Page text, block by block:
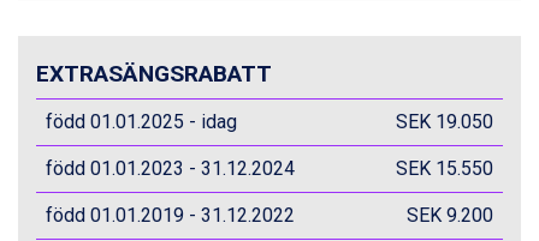
Bad Hofgastein från 8.595 kr.
Saalbach från 9.445 kr.
Sölden från 12.995 kr.
Passo Tonale från 5.895 kr.
Champoluc från 5.945 kr.
Sestriere från 6.945 kr.
Wagrain från 7.095 kr.
EXTRASÄNGSRABATT
född 01.01.2025 - idag SEK 19.050
född 01.01.2023 - 31.12.2024 SEK 15.550
född 01.01.2019 - 31.12.2022 SEK 9.200